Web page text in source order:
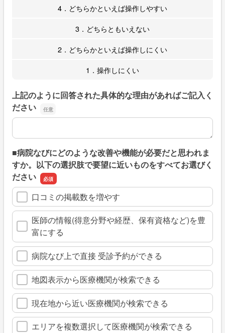
4．どちらかといえば操作しやすい
3．どちらともいえない
2．どちらかといえば操作しにくい
1．操作しにくい
上記のように回答された具体的な理由があればご記入く
ださい
上記のように回答された具体的な理由があればご記入くだ
■病院なびにどのような改善や機能が必要だと思われま
すか。以下の選択肢で要望に近いものをすべてお選びく
ださい
口コミの掲載数を増やす
医師の情報(得意分野や経歴、保有資格など)を豊
富にする
病院なび上で直接 受診予約ができる
地図表示から医療機関が検索できる
現在地から近い医療機関が検索できる
エリアを複数選択して医療機関が検索できる